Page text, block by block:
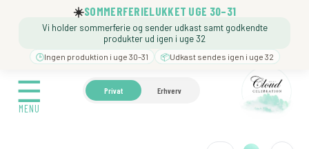
☀️SOMMERFERIELUKKET UGE 30–31
Vi holder sommerferie og sender udkast samt godkendte
produkter ud igen i uge 32
🕒Ingen produktion i uge 30–31 📦Udkast sendes igen i uge 32
☰
MENU
Privat Erhverv
☰
MENU
🍼 BARNEDÅB ❓️ BESØG